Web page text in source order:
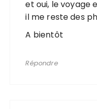
et oui, le voyage
il me reste des
A bientôt
Répondre